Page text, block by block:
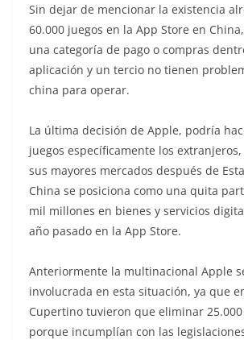
Sin dejar de mencionar la existencia
60.000 juegos en la App Store en
una categoría de pago o compras
aplicación y un tercio no tienen
china para operar.
La última decisión de Apple, podría
juegos específicamente los
sus mayores mercados después de
China se posiciona como una quita
mil millones en bienes y servicios
año pasado en la App Store.
Anteriormente la multinacional Apple
involucrada en esta situación, ya que
Cupertino tuvieron que eliminar
porque incumplían con las